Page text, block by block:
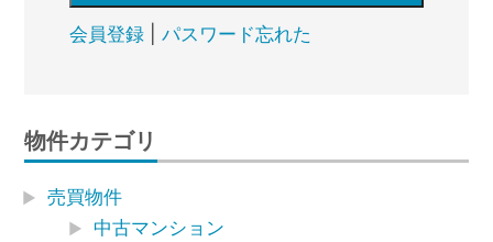
会員登録| パスワード忘れた
物件カテゴリ
売買物件
中古マンション